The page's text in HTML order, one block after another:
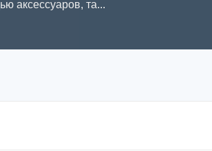
аксессуаров, та...